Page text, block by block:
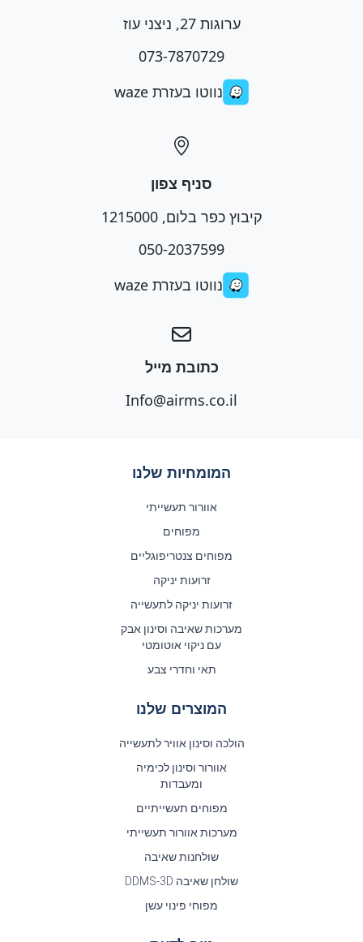
ערוגות 27, ניצני עוז
073-7870729
נווטו בעזרת waze
סניף צפון
קיבוץ כפר בלום, 1215000
050-2037599
נווטו בעזרת waze
כתובת מייל
Info@airms.co.il
המומחיות שלנו
אוורור תעשייתי
מפוחים
מפוחים צנטריפוגליים
זרועות יניקה
זרועות יניקה לתעשייה
מערכות שאיבה וסינון אבק
עם ניקוי אוטומטי
תאי וחדרי צבע
המוצרים שלנו
הולכה וסינון אוויר לתעשייה
אוורור וסינון לכימיה
ומעבדות
מפוחים תעשייתיים
מערכות אוורור תעשייתי
שולחנות שאיבה
שולחן שאיבה DDMS-3D
מפוחי פינוי עשן